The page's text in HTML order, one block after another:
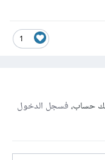
1
حساب،فسجل الدخول